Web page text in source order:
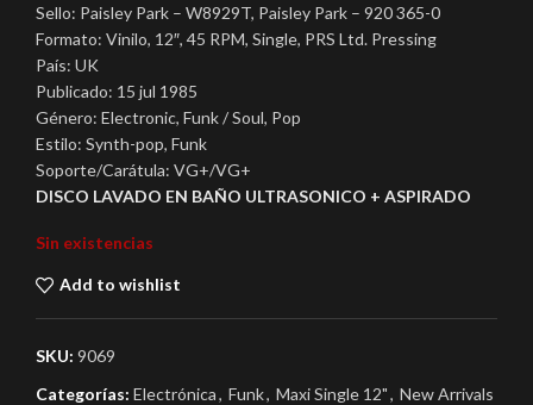
Sello: Paisley Park – W8929T, Paisley Park – 920 365-0
Formato: Vinilo, 12″, 45 RPM, Single, PRS Ltd. Pressing
País: UK
Publicado: 15 jul 1985
Género: Electronic, Funk / Soul, Pop
Estilo: Synth-pop, Funk
Soporte/Carátula: VG+/VG+
DISCO LAVADO EN BAÑO ULTRASONICO + ASPIRADO
Sin existencias
Add to wishlist
SKU: 9069
Categorías: Electrónica, Funk, Maxi Single 12", New Arrivals